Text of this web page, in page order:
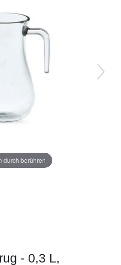
durch berühren
- 0,3 L,